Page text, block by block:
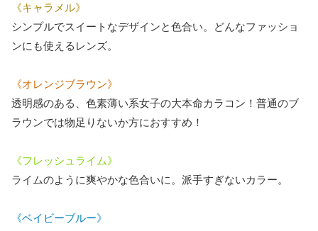
《キャラメル》
シンプルでスイートなデザインと色合い。どんなファッショ
ンにも使えるレンズ。
《オレンジブラウン》
透明感のある、色素薄い系女子の大本命カラコン！普通のブ
ラウンでは物足りないか方におすすめ！
《フレッシュライム》
ライムのように爽やかな色合いに。派手すぎないカラー。
《ベイビーブルー》